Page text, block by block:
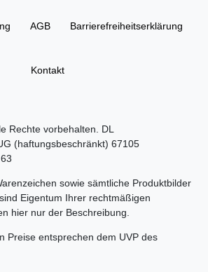
AGB Barrierefreiheitserklärung
Kontakt
Rechte vorbehalten. DL
(haftungsbeschränkt) 67105
sowie sämtliche Produktbilder
Eigentum Ihrer rechtmäßigen
hier nur der Beschreibung.
Preise entsprechen dem UVP des